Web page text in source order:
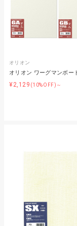
オリオン
オリオン ワーグマンボー
¥2,129 (10%OFF)～